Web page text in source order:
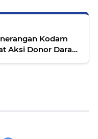
Kodam
Aksi Donor Darah